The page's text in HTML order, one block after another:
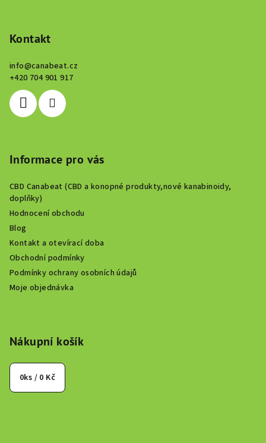
Kontakt
info@canabeat.cz
+420 704 901 917
Informace pro vás
CBD Canabeat (CBD a konopné produkty,nové kanabinoidy,
doplňky)
Hodnocení obchodu
Blog
Kontakt a otevírací doba
Obchodní podmínky
Podmínky ochrany osobních údajů
Moje objednávka
Nákupní košík
0ks / 0 Kč